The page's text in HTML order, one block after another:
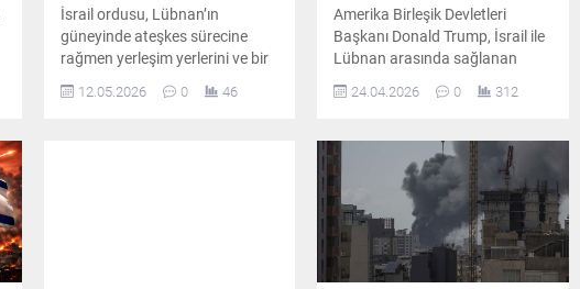
İsrail ordusu, Lübnan’ın
güneyinde ateşkes sürecine
rağmen yerleşim yerlerini ve bir
sağlık merkezini hedef aldı. Sur
ilçesine bağlı Sarifa beldesinde
12.05.2026 0 46
Amerika Birleşik Devletleri
Başkanı Donald Trump, İsrail ile
Lübnan arasında sağlanan
ateşkes anlaşmasının üç hafta
daha uzatıldığını kamuoyuna
ülkenin başbakanlarının yakın
zamanda Beyaz Saray’da bir
araya geleceğini de sözlerine
ekledi.
24.04.2026 0 312